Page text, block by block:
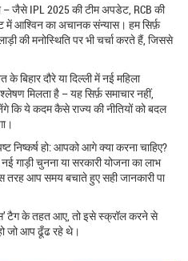
– जैसे IPL 2025 की टीम अपडेट, RCB की
में आश्विन का अचानक संन्यास। हम सिर्फ़
की मनोस्थिति पर भी चर्चा करते हैं, जिससे
बिहार दौरे या दिल्ली में नई महिला
मिलता है – यह सिर्फ़ समाचार नहीं,
कि ये कदम कैसे राज्य की नीतियों को बदल
निष्कर्ष हो: आपको आगे क्या करना चाहिए?
गाड़ी चुनना या सरकारी योजना का लाभ
तरह आप समय बचाते हुए सही जानकारी पा
टैग के तहत आए, तो इसे स्क्रॉल करने से
जो आप ढूँढ रहे थे।